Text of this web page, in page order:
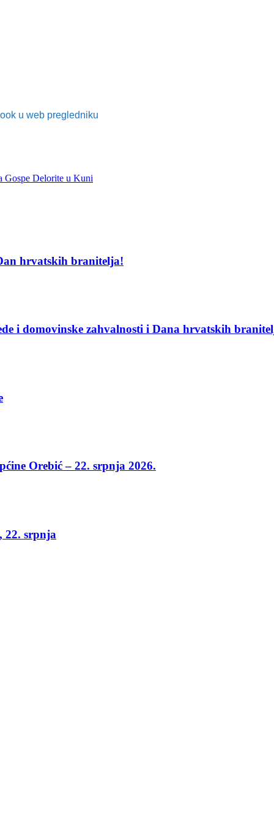
u web pregledniku
Gospe Delorite u Kuni
hrvatskih branitelja!
i domovinske zahvalnosti i Dana hrvatskih
Orebić – 22. srpnja 2026.
22. srpnja